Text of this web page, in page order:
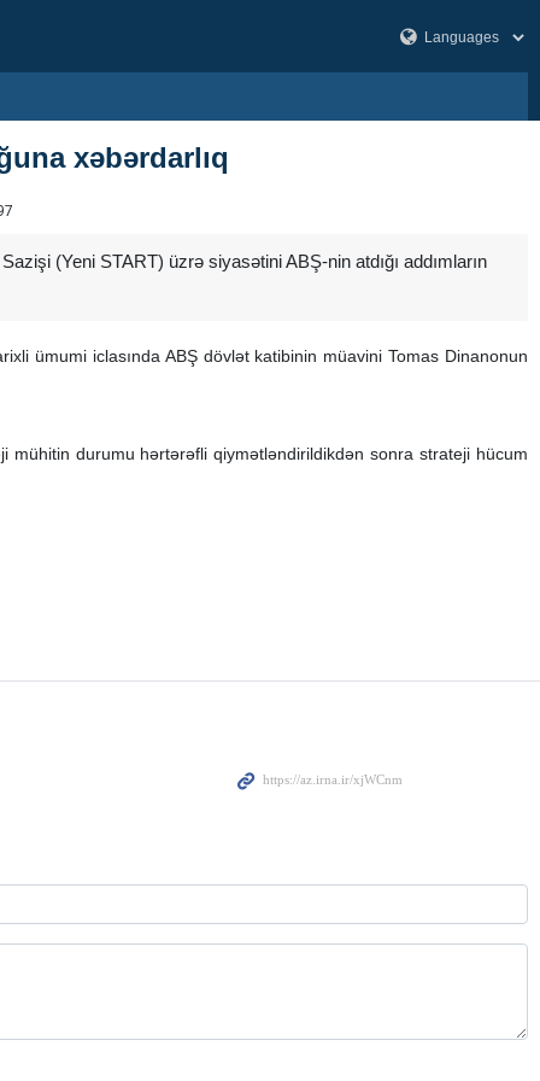
xəbərdarlıq
(Yeni START) üzrə siyasətini ABŞ-nin atdığı addımların
ümumi iclasında ABŞ dövlət katibinin müavini Tomas Dinanonun
mühitin durumu hərtərəfli qiymətləndirildikdən sonra strateji hücum